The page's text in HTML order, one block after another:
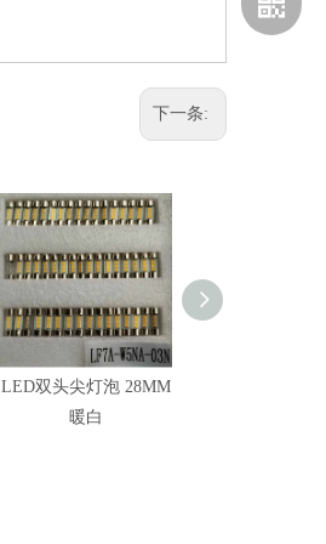
下一条:
LED双头尖灯泡 28MM
暖白